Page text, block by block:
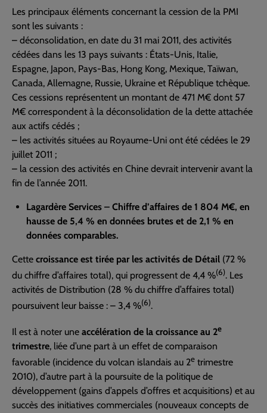
Les principaux éléments concernant la cession de la PMI
sont les suivants :
– déconsolidation, en date du 31 mai 2011, des activités
cédées dans les 13 pays suivants : États-Unis, Italie,
Espagne, Japon, Pays-Bas, Hong Kong, Mexique, Taïwan,
Canada, Allemagne, Russie, Ukraine et République tchèque.
Ces cessions représentent un montant de 471 M€ dont 57
M€ correspondent à la déconsolidation de la dette attachée
aux actifs cédés ;
– les activités situées au Royaume-Uni ont été cédées le 29
juillet 2011 ;
– la cession des activités en Chine devrait intervenir avant la
fin de l’année 2011.
Lagardère Services – Chiffre d’affaires de 1 804 M€, en
hausse de 5,4 % en données brutes et de 2,1 % en
données comparables.
Cette croissance est tirée par les activités de Détail (72 %
du chiffre d’affaires total), qui progressent de 4,4 %(6). Les
activités de Distribution (28 % du chiffre d’affaires total)
poursuivent leur baisse : – 3,4 %(6).
Il est à noter une accélération de la croissance au 2e
trimestre, liée d’une part à un effet de comparaison
favorable (incidence du volcan islandais au 2e trimestre
2010), d’autre part à la poursuite de la politique de
développement (gains d’appels d’offres et acquisitions) et au
succès des initiatives commerciales (nouveaux concepts de